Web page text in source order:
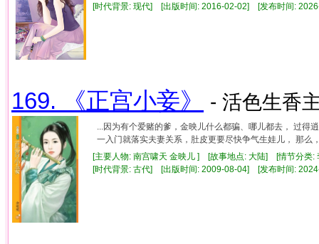
[时代背景: 现代] [出版时间: 2016-02-02] [发布时间:
169. 《正宫小妾》 - 活色生香
...因为有个爱赌的爹，金映儿什么都骗、哪儿都去， 过
一入门就落实夫妻关系，肚皮更要尽快争气生娃儿， 那么
[主要人物: 南宫啸天 金映儿 ] [故事地点: 大陆] [情节分类:
[时代背景: 古代] [出版时间: 2009-08-04] [发布时间: